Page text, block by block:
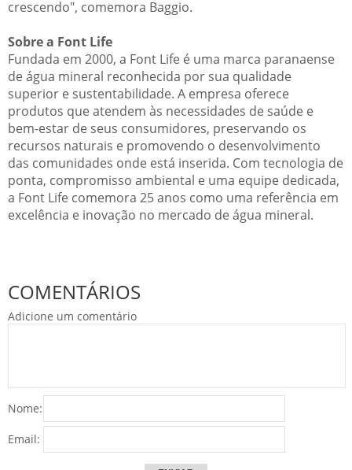
crescendo", comemora Baggio.
Sobre a Font Life
Fundada em 2000, a Font Life é uma marca paranaense
de água mineral reconhecida por sua qualidade
superior e sustentabilidade. A empresa oferece
produtos que atendem às necessidades de saúde e
bem-estar de seus consumidores, preservando os
recursos naturais e promovendo o desenvolvimento
das comunidades onde está inserida. Com tecnologia de
ponta, compromisso ambiental e uma equipe dedicada,
a Font Life comemora 25 anos como uma referência em
excelência e inovação no mercado de água mineral.
COMENTÁRIOS
Adicione um comentário
Nome:
Email: